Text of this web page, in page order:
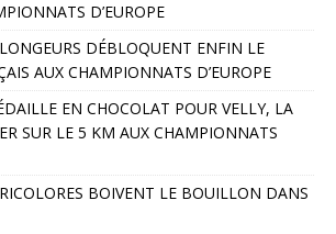
D’EUROPE
DÉBLOQUENT ENFIN LE
AUX CHAMPIONNATS D’EUROPE
EN CHOCOLAT POUR VELLY, LA
SUR LE 5 KM AUX CHAMPIONNATS
BOIVENT LE BOUILLON DANS